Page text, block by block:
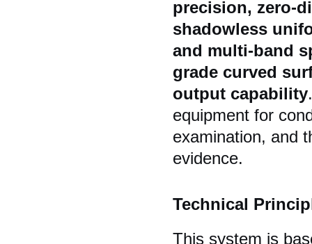
precision, zero-
shadowless
and multi-band
grade curved
output capability
equipment for
examination, and
evidence.
Technical
This system is